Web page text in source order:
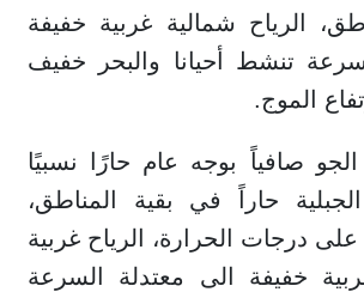
الرياح شمالية غربية خفيفة
تنشط أحيانا والبحر خفيف
الموج.
صافياً بوجه عام حارًا نسبيًا
حاراً في بقية المناطق،
درجات الحرارة، الرياح غربية
خفيفة الى معتدلة السرعة